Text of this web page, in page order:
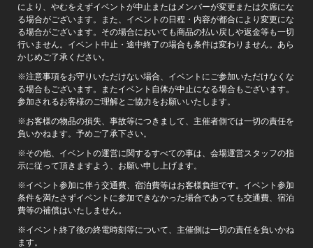
により、やむをえずイベントが中止またはメンバーが変更または欠席にな
る場合がございます。また、イベントの日程・内容が都合により変更にな
る場合がございます。その場合においても商品の払い戻しや返金等も一切
行いません。イベント中止・途中終了の場合も条件は変わりません。あら
かじめご了承ください。
※注意事項をお守りいただけない場合、イベントにご参加いただけなくな
る場合もございます。またイベント自体が中止になる場合もございます。
参加されるお客様のご理解とご協力をお願いいたします。
※お客様の物品の損失、事故等につきまして、主催者側では一切の責任を
負いかねます。予めご了承下さい。
※その他、イベントの運営に関するすべての事は、会場運営スタッフの指
示に従って頂きますよう、お願い申し上げます。
※イベント参加に伴う交通費、宿泊費等はお客様負担です。イベント参加
条件を満たさずイベントに参加できなかった場合であっても交通費、宿泊
費等の補償はいたしません。
※イベント終了後の終電時刻等について、主催側は一切の責任を負いかね
ます。